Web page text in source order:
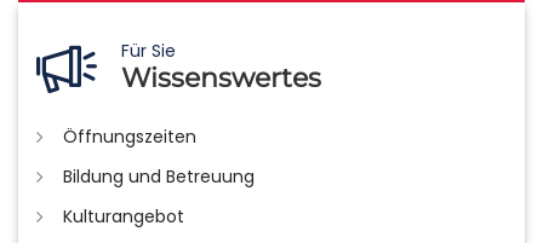
Für Sie
Wissenswertes
Öffnungszeiten
Bildung und Betreuung
Kulturangebot